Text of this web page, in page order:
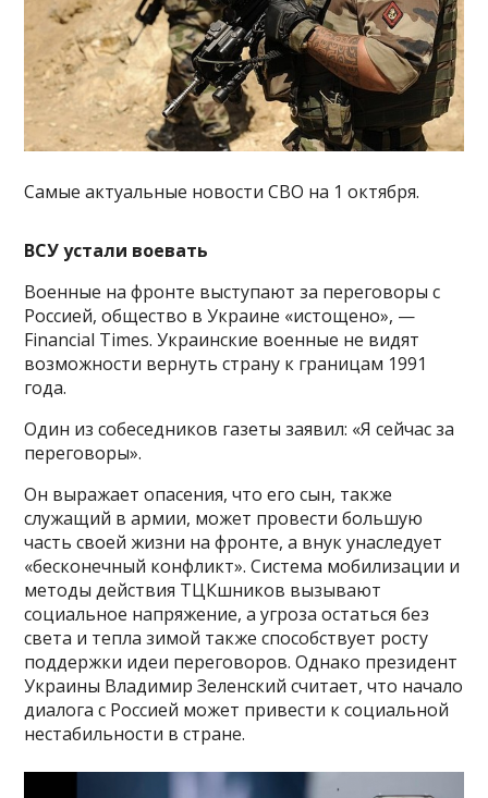
Самые актуальные новости СВО на 1 октября.
ВСУ устали воевать
Военные на фронте выступают за переговоры с
Россией, общество в Украине «истощено», —
Financial Times. Украинские военные не видят
возможности вернуть страну к границам 1991
года.
Один из собеседников газеты заявил: «Я сейчас за
переговоры».
Он выражает опасения, что его сын, также
служащий в армии, может провести большую
часть своей жизни на фронте, а внук унаследует
«бесконечный конфликт». Система мобилизации и
методы действия ТЦКшников вызывают
социальное напряжение, а угроза остаться без
света и тепла зимой также способствует росту
поддержки идеи переговоров. Однако президент
Украины Владимир Зеленский считает, что начало
диалога с Россией может привести к социальной
нестабильности в стране.